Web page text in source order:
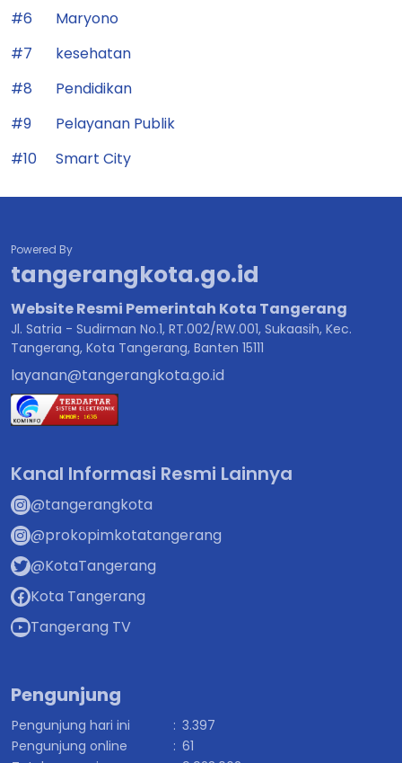
#6
Maryono
#7
kesehatan
#8
Pendidikan
#9
Pelayanan Publik
#10
Smart City
Powered By
tangerangkota.go.id
Website Resmi Pemerintah Kota Tangerang
Jl. Satria - Sudirman No.1, RT.002/RW.001, Sukaasih, Kec.
Tangerang, Kota Tangerang, Banten 15111
layanan@tangerangkota.go.id
Kanal Informasi Resmi Lainnya
@tangerangkota
@prokopimkotatangerang
@KotaTangerang
Kota Tangerang
Tangerang TV
Pengunjung
Pengunjung hari ini : 3.397
Pengunjung online
: 61